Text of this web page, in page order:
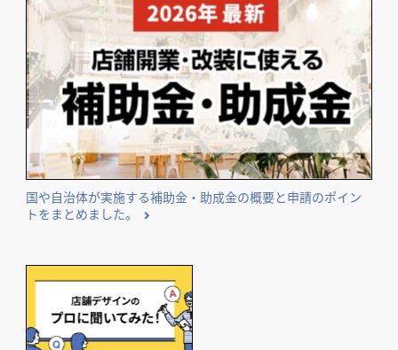
国や自治体が実施する補助金・助成金の概要と申請のポイン
トをまとめました。